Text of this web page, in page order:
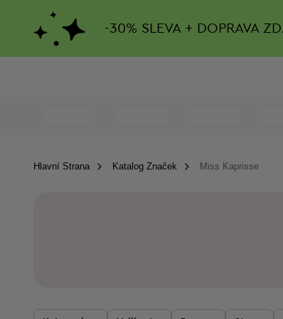
-30% SLEVA + DOPRAVA
Hlavní Strana Katalog Značek Miss Kaprisse